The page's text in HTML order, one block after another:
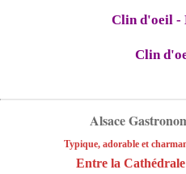
Clin d'oeil -
Clin
Alsace
Typique, adorable et
Entre la